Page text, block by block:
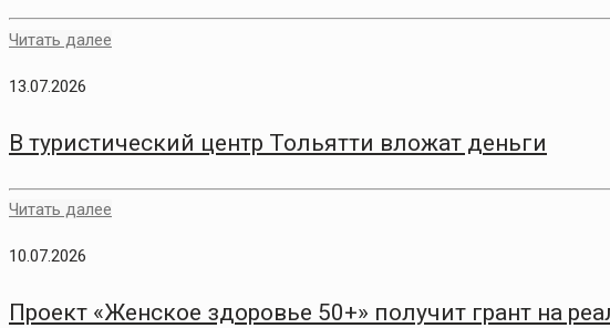
Читать далее
13.07.2026
В туристический центр Тольятти вложат деньги
Читать далее
10.07.2026
Проект «Женское здоровье 50+» получит грант на